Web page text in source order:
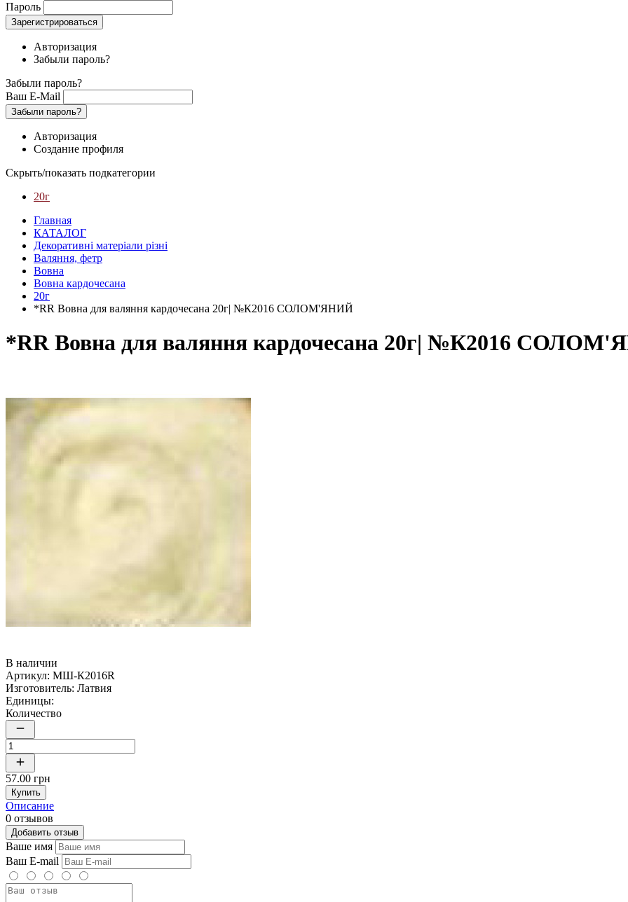
Пароль
Зарегистрироваться
Авторизация
Забыли пароль?
Забыли пароль?
Ваш E-Mail
Забыли пароль?
Авторизация
Создание профиля
Скрыть/показать подкатегории
20г
Главная
КАТАЛОГ
Декоративні матеріали різні
Валяння, фетр
Вовна
Вовна кардочесана
20г
*RR Вовна для валяння кардочесана 20г| №К2016 СОЛОМ'ЯНИЙ
*RR Вовна для валяння кардочесана 20г| №К2016
В наличии
Артикул: МШ-К2016R
Изготовитель: Латвия
Единицы:
Количество
57.00 грн
Купить
Описание
0 отзывов
Добавить отзыв
Ваше имя
Ваш E-mail